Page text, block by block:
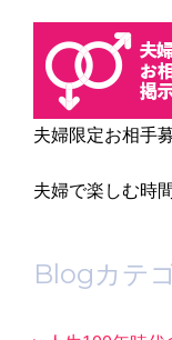
夫婦限定お相手
夫婦で楽しむ時
Blogカテ